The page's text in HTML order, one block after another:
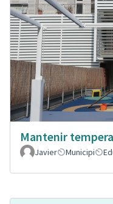
Mantenir
Javier
Municipi